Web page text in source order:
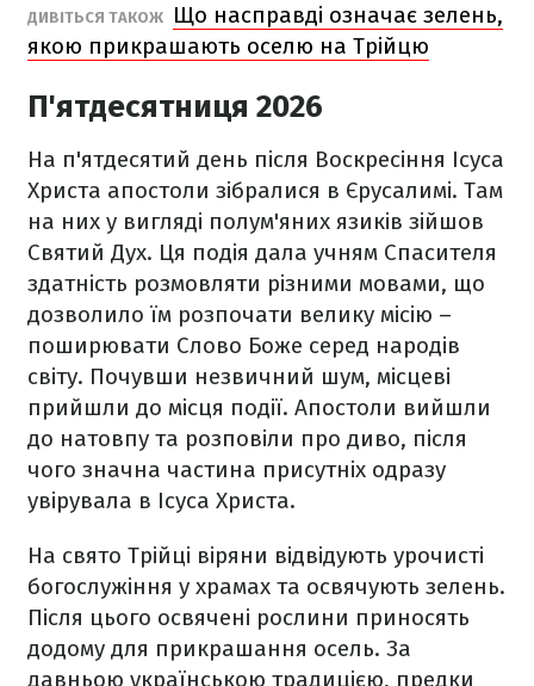
ДИВІТЬСЯ ТАКОЖ
Що насправді означає зелень,
якою прикрашають оселю на Трійцю
П'ятдесятниця 2026
На п'ятдесятий день після Воскресіння Ісуса
Христа апостоли зібралися в Єрусалимі. Там
на них у вигляді полум'яних язиків зійшов
Святий Дух. Ця подія дала учням Спасителя
здатність розмовляти різними мовами, що
дозволило їм розпочати велику місію –
поширювати Слово Боже серед народів
світу. Почувши незвичний шум, місцеві
прийшли до місця події. Апостоли вийшли
до натовпу та розповіли про диво, після
чого значна частина присутніх одразу
увірувала в Ісуса Христа.
На свято Трійці віряни відвідують урочисті
богослужіння у храмах та освячують зелень.
Після цього освячені рослини приносять
додому для прикрашання осель. За
давньою українською традицією, предки